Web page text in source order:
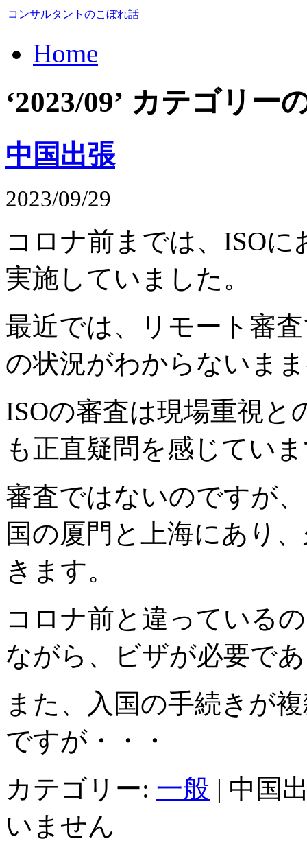
コンサルタントのこぼれ話
Home
‘2023/09’ カテゴリー
中国出張
2023/09/29
コロナ前までは、ISO
実施していました。
最近では、リモート審
の状況がわからないま
ISOの審査は現場重視
も正直疑問を感じてい
審査ではないのですが
国の厦門と上海にあり
きます。
コロナ前と違っている
ながら、ビザが必要で
また、入国の手続きが
ですが・・・
カテゴリー: 一般 | 中国
いません